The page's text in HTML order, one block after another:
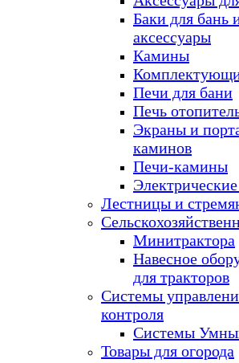
Баки для бань
аксессуары
Камины
Печи для бани
Печь
Экраны и
каминов
Печи-камины
Лестницы и
Минитрактора
Навесное
для тракторов
Системы
контроля
Системы
Товары для огорода